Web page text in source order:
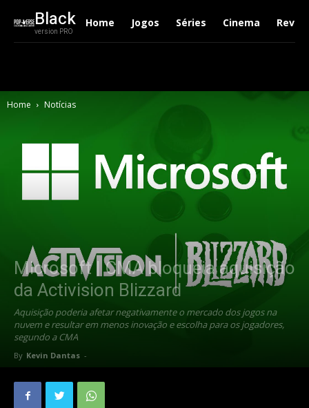
Black
version PRO
Home Jogos Séries Cinema
Home Notícias
Microsoft | CMA bloqueia aquisição
da Activision Blizzard
Aquisição poderia afetar negativamente o mercado dos jogos na
nuvem e resultar em menos inovação e escolha para os jogadores,
segundo a CMA
By Kevin Dantas -